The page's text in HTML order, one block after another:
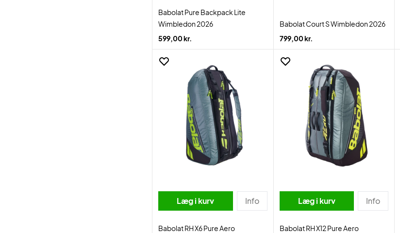
Babolat Pure Backpack Lite
Wimbledon 2026
599,00 kr.
Babolat Court S Wimbledon 2026
799,00 kr.
Læg i kurv Info
Babolat RH X6 Pure Aero
Læg i kurv Info
Babolat RH X12 Pure Aero